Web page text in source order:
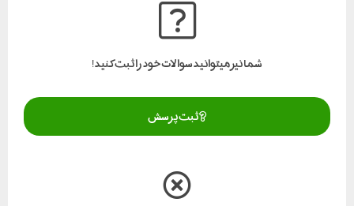
شما نیز میتوانید سوالات خود را ثبت کنید!
ثبت پرسش